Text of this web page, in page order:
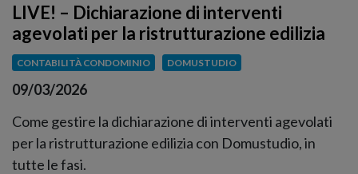
LIVE! – Dichiarazione di interventi
agevolati per la ristrutturazione edilizia
CONTABILITÀ CONDOMINIO DOMUSTUDIO
09/03/2026
Come gestire la dichiarazione di interventi agevolati
per la ristrutturazione edilizia con Domustudio, in
tutte le fasi.